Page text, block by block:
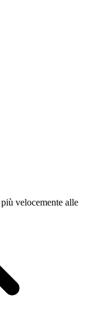
velocemente alle